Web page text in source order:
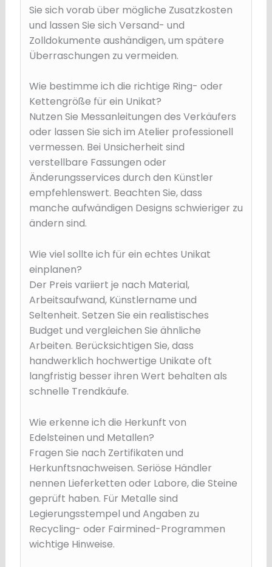
Sie sich vorab über mögliche Zusatzkosten
und lassen Sie sich Versand- und
Zolldokumente aushändigen, um spätere
Überraschungen zu vermeiden.
Wie bestimme ich die richtige Ring- oder
Kettengröße für ein Unikat?
Nutzen Sie Messanleitungen des Verkäufers
oder lassen Sie sich im Atelier professionell
vermessen. Bei Unsicherheit sind
verstellbare Fassungen oder
Änderungsservices durch den Künstler
empfehlenswert. Beachten Sie, dass
manche aufwändigen Designs schwieriger zu
ändern sind.
Wie viel sollte ich für ein echtes Unikat
einplanen?
Der Preis variiert je nach Material,
Arbeitsaufwand, Künstlername und
Seltenheit. Setzen Sie ein realistisches
Budget und vergleichen Sie ähnliche
Arbeiten. Berücksichtigen Sie, dass
handwerklich hochwertige Unikate oft
langfristig besser ihren Wert behalten als
schnelle Trendkäufe.
Wie erkenne ich die Herkunft von
Edelsteinen und Metallen?
Fragen Sie nach Zertifikaten und
Herkunftsnachweisen. Seriöse Händler
nennen Lieferketten oder Labore, die Steine
geprüft haben. Für Metalle sind
Legierungsstempel und Angaben zu
Recycling- oder Fairmined-Programmen
wichtige Hinweise.